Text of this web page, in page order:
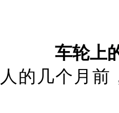
车轮上
的几个月前